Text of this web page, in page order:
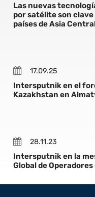
Las nuevas
por satélite son
países de Asia
17.09.25
Intersputnik en el
Kazakhstan en
28.11.23
Intersputnik en la
Global de